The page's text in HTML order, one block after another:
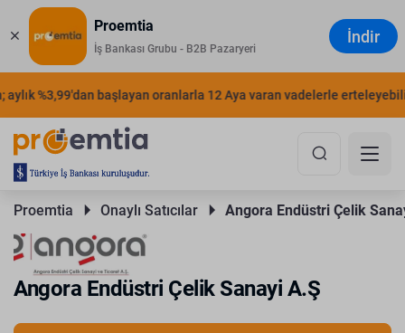
Proemtia
İş Bankası Grubu - B2B Pazaryeri
İndir
%3,99'dan başlayan oranlarla 12 Aya varan vadelerle
Proemtia Onaylı Satıcılar Angora Endüstri Çelik
Angora Endüstri Çelik Sanayi A.Ş